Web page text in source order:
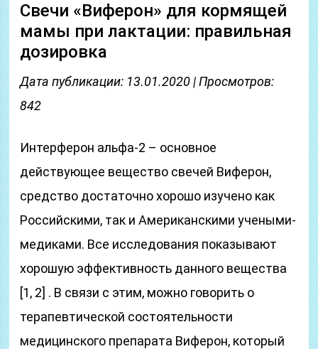
Свечи «Виферон» для кормящей
мамы при лактации: правильная
дозировка
Дата публикации: 13.01.2020 | Просмотров:
842
Интерферон альфа-2 – основное
действующее вещество свечей Виферон,
средство достаточно хорошо изучено как
Российскими, так и Американскими учеными-
медиками. Все исследования показывают
хорошую эффективность данного вещества
[1, 2] . В связи с этим, можно говорить о
терапевтической состоятельности
медицинского препарата Виферон, который